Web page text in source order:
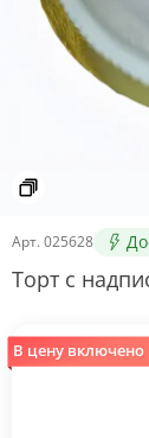
Арт. 025628
Торт с
В цену включено